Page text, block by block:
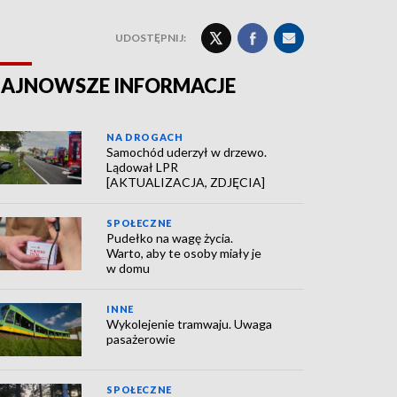
UDOSTĘPNIJ:
INFORMACJE
NA DROGACH
Samochód uderzył w drzewo.
Lądował LPR
[AKTUALIZACJA, ZDJĘCIA]
SPOŁECZNE
Pudełko na wagę życia.
Warto, aby te osoby miały je
w domu
INNE
Wykolejenie tramwaju. Uwaga
pasażerowie
SPOŁECZNE